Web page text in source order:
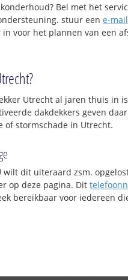
Bel met het
stuur eene-mail
voor het plannen van een
Utrecht al jaren thuis in
dakdekkers geven
of stormschade in Utrecht.
wilt dit uiteraard zsm.
op deze pagina. Dit
bereikbaar voor iedereen